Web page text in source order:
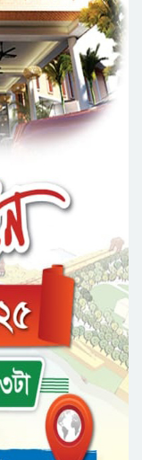
নতুন ভবনের
কবিতা ও বাংলা
সেমিনার
আ ট ক ফরহাদ-
উদ্বোধন করলেন